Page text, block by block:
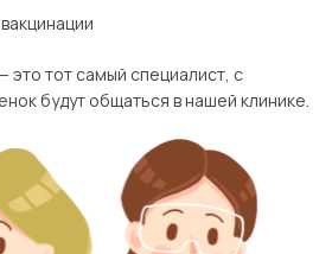
тот самый специалист, с
будут общаться в нашей клинике.